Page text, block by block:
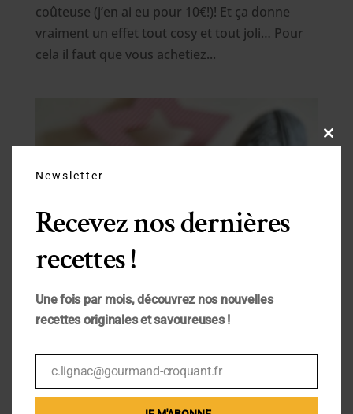
coûteuse (j’en ai eu pour 10€!)! Et ça donne
vraiment un effet tout cosy et tout joli… Pour
cela il faut que vous achetiez...
[:fr]Pompons de Noël[:en]Christmas pompoms[:]
[:fr] Si vous vous êtes toujours demandé
comment créer de jolis pompons en laine, je
Close
Newsletter
Recevez nos dernières
recettes !
Une fois par mois, découvrez nos nouvelles
recettes originales et savoureuses !
Email
c.lignac@gourmand-croquant.fr